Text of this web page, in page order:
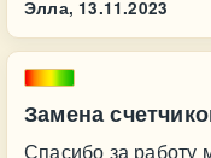
Элла, 13.11.2023
Замена
Спасибо за работу